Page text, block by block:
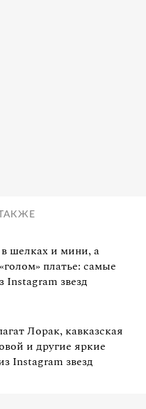
в шелках и мини, а
платье: самые
Instagram звезд
Лорак, кавказская
и другие яркие
Instagram звезд